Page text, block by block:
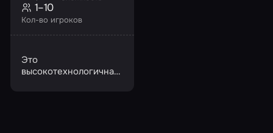
Кол-во игроков
1–10
Это
высокотехнологичная